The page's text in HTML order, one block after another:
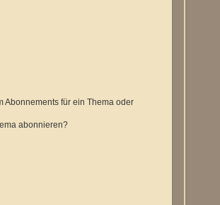
Abonnements für ein Thema oder
abonnieren?